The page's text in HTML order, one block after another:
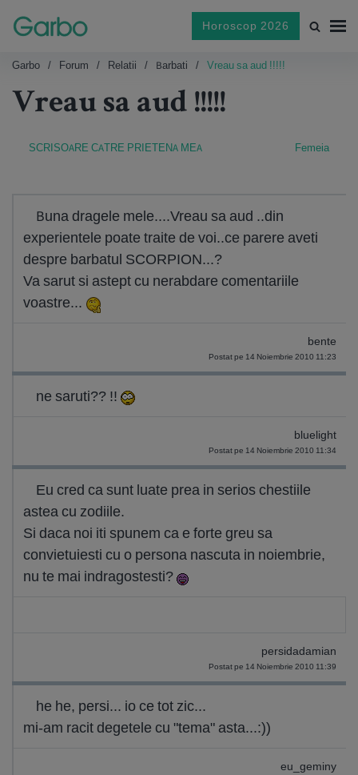
Horoscop 2026
Garbo Forum Relatii Barbati Vreau sa aud !!!!!
Vreau sa aud !!!!!
SCRISOARE CATRE PRIETENA MEA Femeia
Buna dragele mele....Vreau sa aud ..din
experientele poate traite de voi..ce parere aveti
despre barbatul SCORPION...?
Va sarut si astept cu nerabdare comentariile
voastre...
bente
Postat pe 14 Noiembrie 2010 11:23
ne saruti?? !!
bluelight
Postat pe 14 Noiembrie 2010 11:34
Eu cred ca sunt luate prea in serios chestiile
astea cu zodiile.
Si daca noi iti spunem ca e forte greu sa
convietuiesti cu o persona nascuta in noiembrie,
nu te mai indragostesti?
persidadamian
Postat pe 14 Noiembrie 2010 11:39
he he, persi... io ce tot zic...
mi-am racit degetele cu "tema" asta...:))
eu_geminy